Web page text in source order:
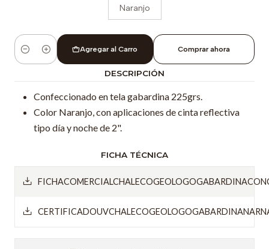
Naranjo
Cantidad
Agregar al Carro Comprar ahora
DESCRIPCIÓN
Confeccionado en tela gabardina 225grs.
Color Naranjo, con aplicaciones de cinta reflectiva
tipo día y noche de 2".
FICHA TÉCNICA